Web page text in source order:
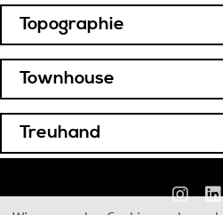
Topographie
Townhouse
Treuhand